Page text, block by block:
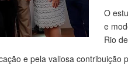
O
e
Rio
e pela valiosa